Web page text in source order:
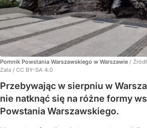
Pomnik Powstania Warszawskiego w Warszawie /
Zala / CC BY-SA 4.0
Przebywając w sierpniu w
nie natknąć się na różne formy
Powstania Warszawskiego.